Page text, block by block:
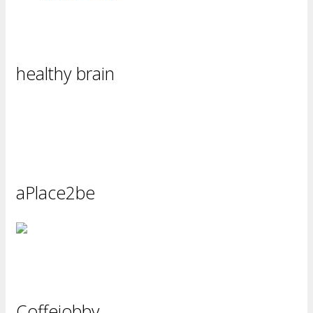
healthy brain
aPlace2be